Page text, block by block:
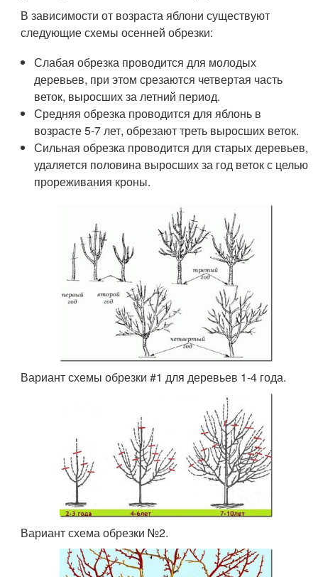
В зависимости от возраста яблони существуют
следующие схемы осенней обрезки:
Слабая обрезка проводится для молодых
деревьев, при этом срезаются четвертая часть
веток, выросших за летний период.
Средняя обрезка проводится для яблонь в
возрасте 5-7 лет, обрезают треть выросших веток.
Сильная обрезка проводится для старых деревьев,
удаляется половина выросших за год веток с целью
прореживания кроны.
Вариант схемы обрезки #1 для деревьев 1-4 года.
Вариант схема обрезки №2.